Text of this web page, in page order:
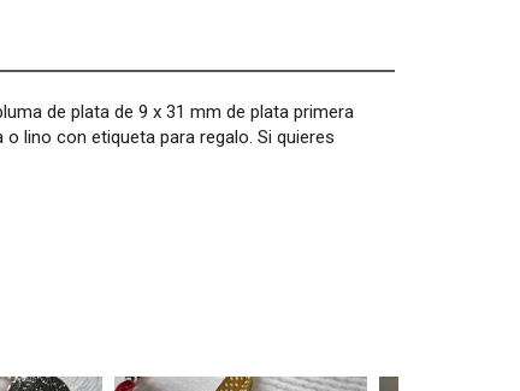
de plata de 9 x 31 mm de plata primera
lino con etiqueta para regalo. Si quieres